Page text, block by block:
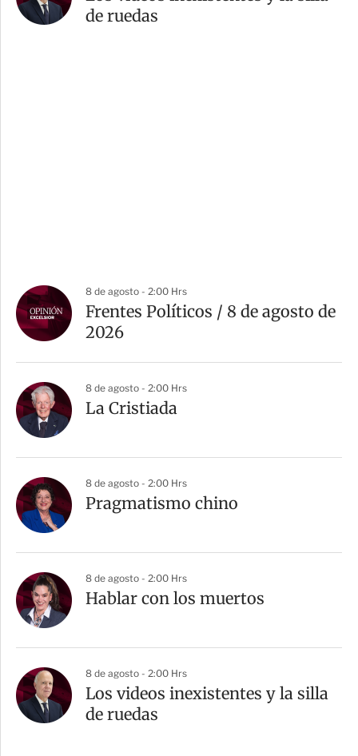
de ruedas
8 de agosto - 2:00 Hrs
Frentes Políticos / 8 de agosto de
2026
8 de agosto - 2:00 Hrs
La Cristiada
8 de agosto - 2:00 Hrs
Pragmatismo chino
8 de agosto - 2:00 Hrs
Hablar con los muertos
8 de agosto - 2:00 Hrs
Los videos inexistentes y la silla
de ruedas